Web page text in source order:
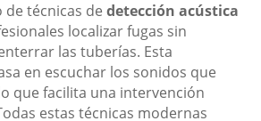
de técnicas dedetección acústica
localizar fugas sin
las tuberías. Esta
en escuchar los sonidos que
que facilita una intervención
estas técnicas modernas